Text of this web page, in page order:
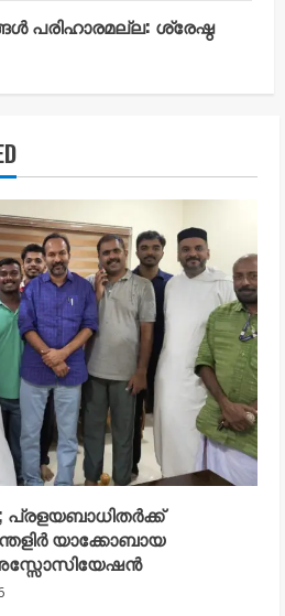
പരിഹാരമല്ല: ശ്രേഷ്ഠ
പ്രളയബാധിതർക്ക്
യാക്കോബായ